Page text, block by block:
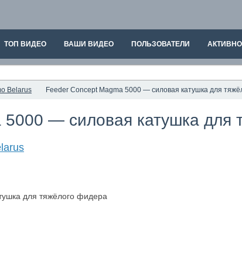
ТОП ВИДЕО ВАШИ ВИДЕО ПОЛЬЗОВАТЕЛИ
Belarus Feeder Concept Magma 5000 — силовая катушка для
5000 — силовая катушка для